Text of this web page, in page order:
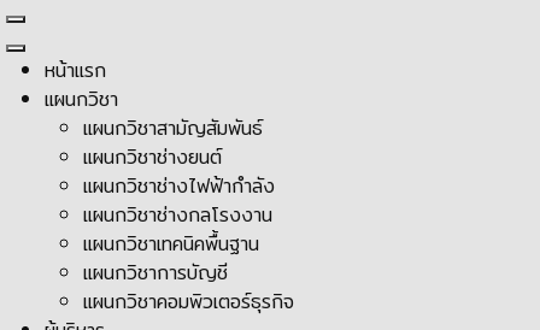
หน้าแรก
แผนกวิชา
แผนกวิชาสามัญสัมพันธ์
แผนกวิชาช่างยนต์
แผนกวิชาช่างไฟฟ้ากำลัง
แผนกวิชาช่างกลโรงงาน
แผนกวิชาเทคนิคพื้นฐาน
แผนกวิชาการบัญชี
แผนกวิชาคอมพิวเตอร์ธุรกิจ